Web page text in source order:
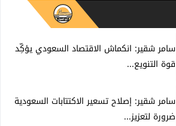
سامر شقير: انكماش الاقتصاد السعودي يؤكِّد
قوة التنويع...
سامر شقير: إصلاح تسعير الاكتتابات السعودية
ضرورة لتعزيز...